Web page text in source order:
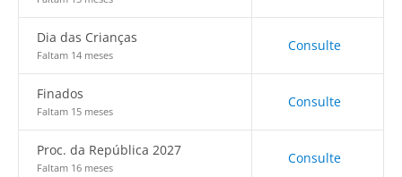
Dia das Crianças
Faltam 14 meses
Consulte
Finados
Faltam 15 meses
Consulte
Proc. da República 2027
Faltam 16 meses
Consulte